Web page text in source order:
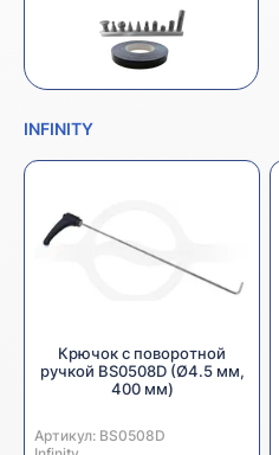
INFINITY
Крючок с поворотной
ручкой BS0508D (Ø4.5 мм,
400 мм)
Артикул: BS0508D
Производитель: